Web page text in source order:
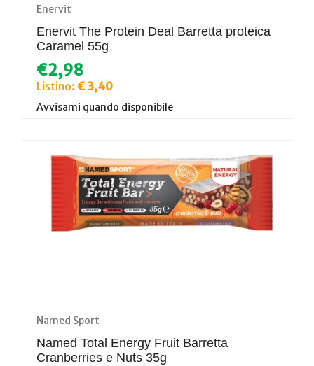
Enervit
Enervit The Protein Deal Barretta proteica
Caramel 55g
€2,98
Listino: € 3,40
Avvisami quando disponibile
Named Sport
Named Total Energy Fruit Barretta
Cranberries e Nuts 35g